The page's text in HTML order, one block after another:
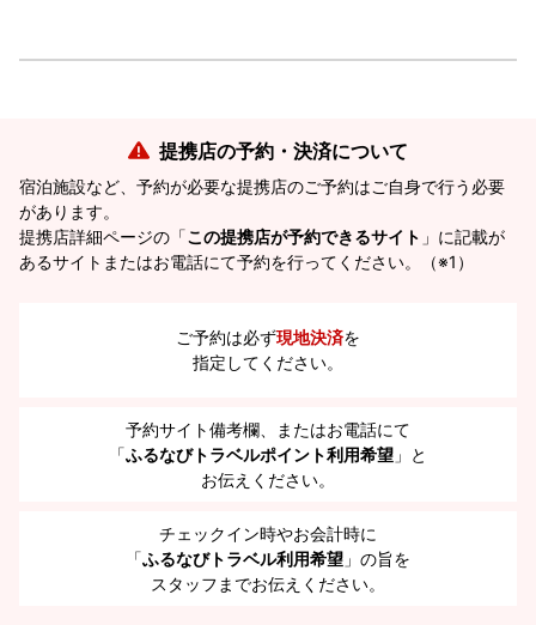
提携店の予約・決済について
宿泊施設など、予約が必要な提携店のご予約はご自身で行う必要
があります。
提携店詳細ページの「この提携店が予約できるサイト 」に記載が
あるサイトまたはお電話にて予約を行ってください。（※1）
ご予約は必ず現地決済を
指定してください。
予約サイト備考欄、またはお電話にて
「ふるなびトラベルポイント利用希望 」と
お伝えください。
チェックイン時やお会計時に
「ふるなびトラベル利用希望 」の旨を
スタッフまでお伝えください。